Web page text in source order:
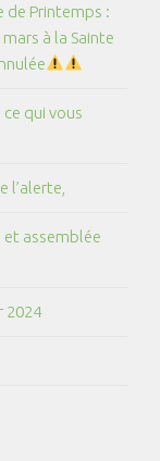
de Printemps :
à la Sainte
ce qui vous
l’alerte,
et assemblée
2024